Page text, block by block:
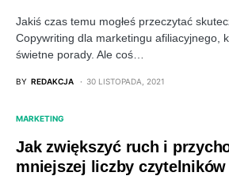
Jakiś czas temu mogłeś przeczytać
Copywriting dla marketingu afiliacyjnego,
świetne porady. Ale coś…
BY REDAKCJA 30 LISTOPADA, 2021
MARKETING
Jak zwiększyć ruch i
mniejszej liczby czytelników